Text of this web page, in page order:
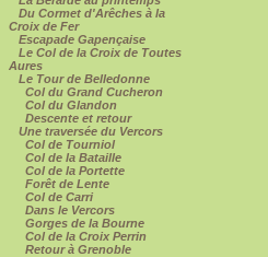
Du Cormet d'Arêches à la
Croix de Fer
Escapade Gapençaise
Le Col de la Croix de Toutes
Aures
Le Tour de Belledonne
Col du Grand Cucheron
Col du Glandon
Descente et retour
Une traversée du Vercors
Col de Tourniol
Col de la Bataille
Col de la Portette
Forêt de Lente
Col de Carri
Dans le Vercors
Gorges de la Bourne
Col de la Croix Perrin
Retour à Grenoble